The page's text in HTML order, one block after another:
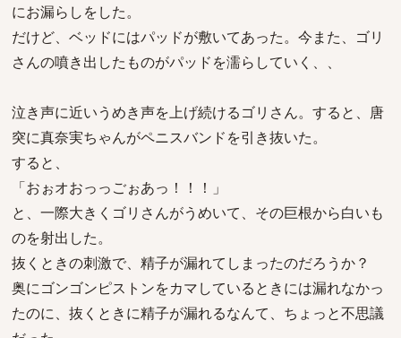
にお漏らしをした。
だけど、ベッドにはパッドが敷いてあった。今また、ゴリ
さんの噴き出したものがパッドを濡らしていく、、
泣き声に近いうめき声を上げ続けるゴリさん。すると、唐
突に真奈実ちゃんがペニスバンドを引き抜いた。
すると、
「おぉオおっっごぉあっ！！！」
と、一際大きくゴリさんがうめいて、その巨根から白いも
のを射出した。
抜くときの刺激で、精子が漏れてしまったのだろうか？
奥にゴンゴンピストンをカマしているときには漏れなかっ
たのに、抜くときに精子が漏れるなんて、ちょっと不思議